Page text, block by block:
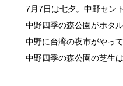
7月7日は七夕。中野セン
中野四季の森公園がホタ
中野に台湾の夜市がやっ
中野四季の森公園の芝生